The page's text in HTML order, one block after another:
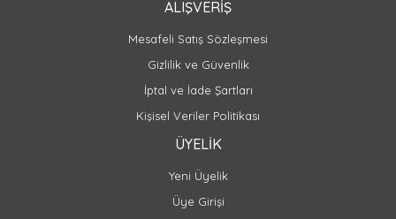
ALIŞVERİŞ
Mesafeli Satış Sözleşmesi
Gizlilik ve Güvenlik
İptal ve İade Şartları
Kişisel Veriler Politikası
ÜYELİK
Yeni Üyelik
Üye Girişi